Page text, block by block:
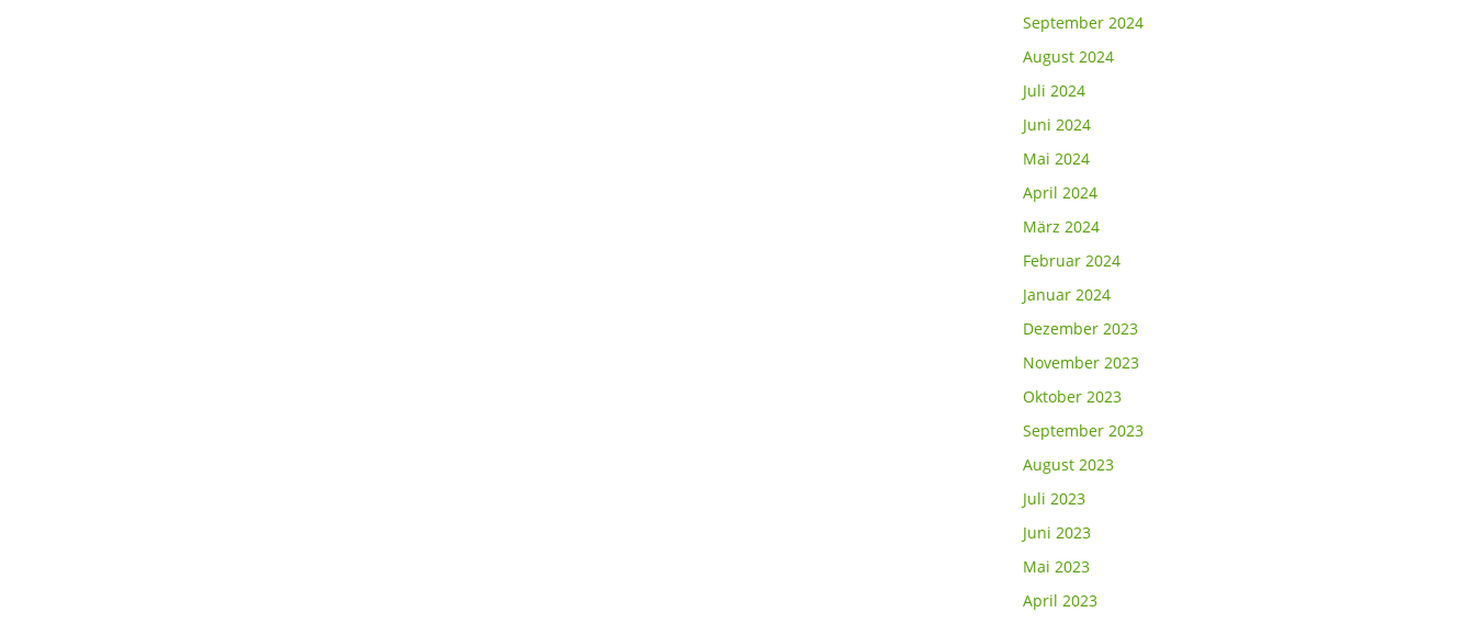
September 2024
August 2024
Juli 2024
Juni 2024
Mai 2024
April 2024
März 2024
Februar 2024
Januar 2024
Dezember 2023
November 2023
Oktober 2023
September 2023
August 2023
Juli 2023
Juni 2023
Mai 2023
April 2023